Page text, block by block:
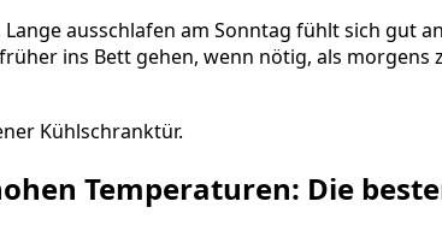
Lange ausschlafen am Sonntag fühlt sich gut
ins Bett gehen, wenn nötig, als morgens
Temperaturen: Die